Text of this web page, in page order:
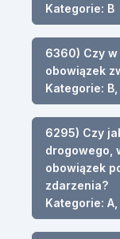
Kategorie: B
6360) Czy
obowiązek
Kategorie: B,
6295) Czy
drogowego,
obowiązek
zdarzenia?
Kategorie: A,